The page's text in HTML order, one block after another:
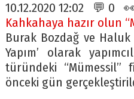
10.12.2020 12:02 💬 0
Kahkahaya hazır olun
Burak Bozdağ ve
Yapım’ olarak
türündeki “Mümessil”
önceki gün